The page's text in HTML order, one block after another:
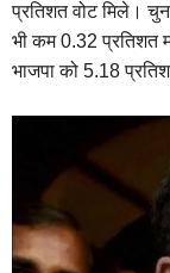
प्रतिशत वोट मिले।
भी कम 0.32 प्रतिशत
भाजपा को 5.18